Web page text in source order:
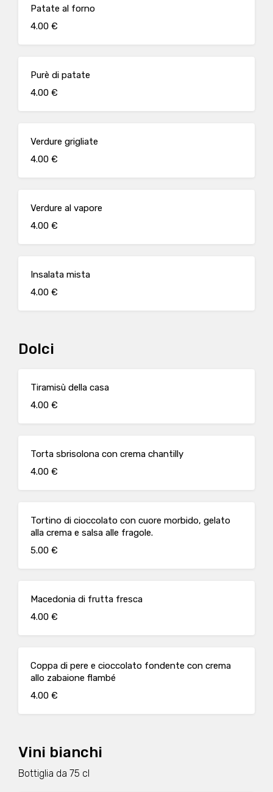
Patate al forno
4.00 €
Purè di patate
4.00 €
Verdure grigliate
4.00 €
Verdure al vapore
4.00 €
Insalata mista
4.00 €
Dolci
Tiramisù della casa
4.00 €
Torta sbrisolona con crema chantilly
4.00 €
Tortino di cioccolato con cuore morbido, gelato
alla crema e salsa alle fragole.
5.00 €
Macedonia di frutta fresca
4.00 €
Coppa di pere e cioccolato fondente con crema
allo zabaione flambé
4.00 €
Vini bianchi
Bottiglia da 75 cl